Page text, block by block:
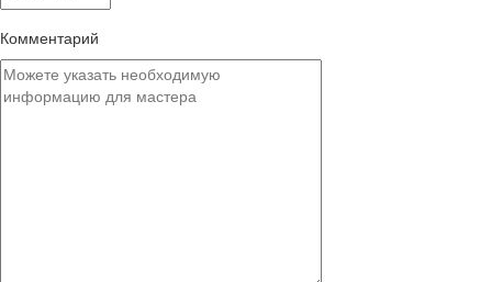
Комментарий